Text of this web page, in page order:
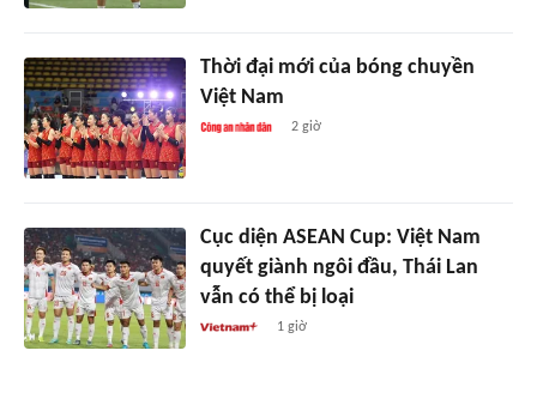
Thời đại mới của bóng chuyền
Việt Nam
2 giờ
Cục diện ASEAN Cup: Việt Nam
quyết giành ngôi đầu, Thái Lan
vẫn có thể bị loại
1 giờ